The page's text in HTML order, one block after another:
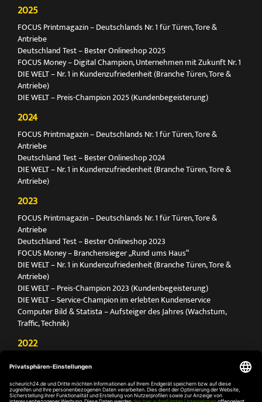
2025
FOCUS Printmagazin – Deutschlands Nr. 1 für Türen, Tore &
Antriebe
Deutschland Test – Bester Onlineshop 2025
FOCUS Money – Digital Champion, Unternehmen mit Zukunft Nr. 1
DIE WELT – Nr. 1 in Kundenzufriedenheit (Branche Türen, Tore &
Antriebe)
DIE WELT – Preis-Champion 2025 (Kundenbegeisterung)
2024
FOCUS Printmagazin – Deutschlands Nr. 1 für Türen, Tore &
Antriebe
Deutschland Test – Bester Onlineshop 2024
DIE WELT – Nr. 1 in Kundenzufriedenheit (Branche Türen, Tore &
Antriebe)
2023
FOCUS Printmagazin – Deutschlands Nr. 1 für Türen, Tore &
Antriebe
Deutschland Test – Bester Onlineshop 2023
FOCUS Money – Branchensieger „Rund ums Haus“
DIE WELT – Nr. 1 in Kundenzufriedenheit (Branche Türen, Tore &
Antriebe)
DIE WELT – Preis-Champion 2023 (Kundenbegeisterung)
DIE WELT – Service-Champion im erlebten Kundenservice
Computer Bild & Statista – Aufsteiger des Jahres (Wachstum,
Traffic, Technik)
2022
Antriebe
Deutschland Test – Bester Onlineshop 2022
FOCUS Money – Branchensieger „Rund ums Haus“